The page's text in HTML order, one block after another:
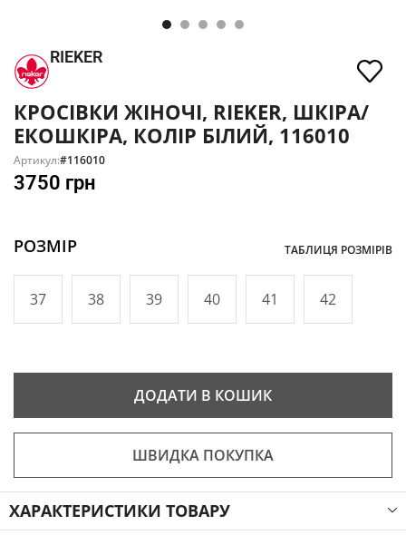
RIEKER
КРОСІВКИ ЖІНОЧІ, RIEKER, ШКІРА/
ЕКОШКІРА, КОЛІР БІЛИЙ, 116010
Артикул:#116010
3750 грн
РОЗМІР ТАБЛИЦЯ РОЗМІРІВ
37 38 39 40 41 42
ДОДАТИ В КОШИК
ШВИДКА ПОКУПКА
ХАРАКТЕРИСТИКИ ТОВАРУ